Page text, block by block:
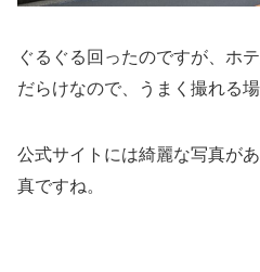
ぐるぐる回ったのですが、ホ
だらけなので、うまく撮れる
公式サイトには綺麗な写真が
真ですね。